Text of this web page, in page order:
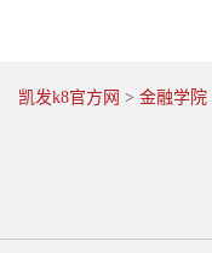
凯发k8官方网 > 金融学院